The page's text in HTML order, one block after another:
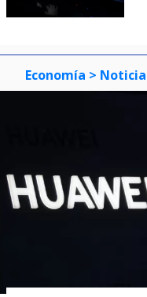
Economía > Noticia